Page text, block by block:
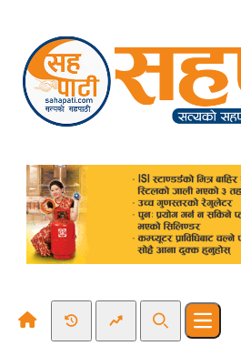
Recent NewsTrending News
SearchOpen